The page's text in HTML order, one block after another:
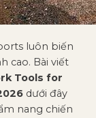
luôn biến
cao. Bài viết
Tools for
dưới đây
nang chiến